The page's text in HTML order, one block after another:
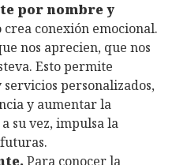
por nombre y
crea conexión emocional.
nos aprecien, que nos
Esto permite
personalizados,
y aumentar la
su vez, impulsa la
Para conocer la